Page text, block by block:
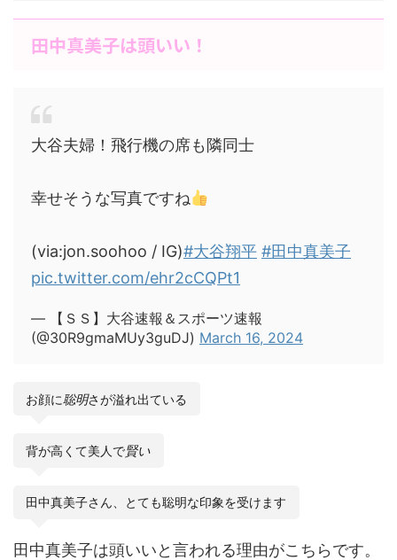
田中真美子は頭いい！
大谷夫婦！飛行機の席も隣同士
幸せそうな写真ですね
(via:jon.soohoo / IG)#大谷翔平 #田中真美子
pic.twitter.com/ehr2cCQPt1
— 【ＳＳ】大谷速報＆スポーツ速報
(@30R9gmaMUy3guDJ) March 16, 2024
お顔に聡明さが溢れ出ている
背が高くて美人で賢い
田中真美子さん、とても聡明な印象を受けます
田中真美子は頭いいと言われる理由がこちらです。